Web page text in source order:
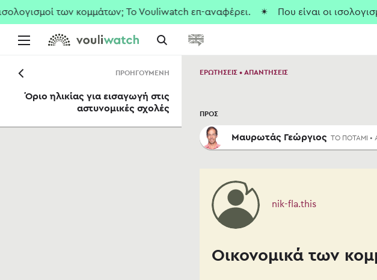
των κομμάτων; To Vouliwatch επ-αναφέρει.✴ Που είναι οι
ΠΡΟΗΓΟΥΜΕΝΗ
Όριο ηλικίας για εισαγωγή στις
αστυνομικές σχολές
ΕΡΩΤΗΣΕΙΣ • ΑΠΑΝΤΗΣΕΙΣ
ΠΡΟΣ
Μαυρωτάς Γεώργιος ΤΟ ΠΟΤΑΜΙ •
nik-fla.this
Οικονομικά των